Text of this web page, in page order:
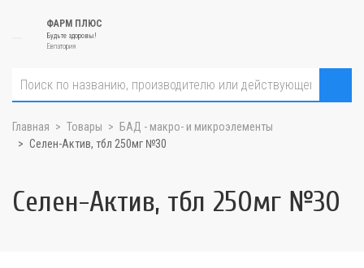
ФАРМ ПЛЮС
Будьте здоровы!
Евпатория
Главная Товары
БАД - макро- и микроэлементы
Селен-Актив, тбл 250мг №30
Селен-Актив, тбл 250мг №30